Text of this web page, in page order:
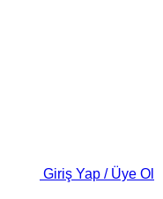
Giriş Yap / Üye Ol